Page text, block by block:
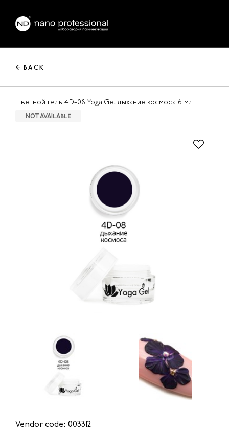
← BACK
Цветной гель 4D-08 Yoga Gel дыхание космоса 6 мл
NOT AVAILABLE
Vendor code: 003312